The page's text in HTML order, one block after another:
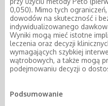
0,050). Mimo tych
dowodów na skuteczność i
indywidualizowanego
Wyniki mogą mieć istotne
leczenia oraz decyzji
wymagających szybkiej
wątrobowych, a także mogą
podejmowaniu decyzji o
Podsumowanie